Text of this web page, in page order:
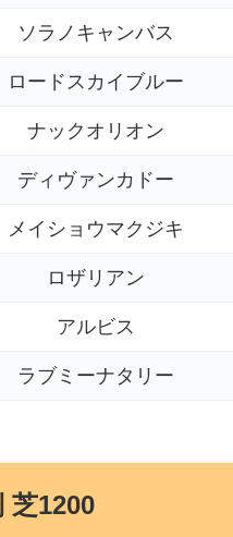
ソラノキャンバス
ロードスカイブルー
ナックオリオン
ディヴァンカドー
メイショウマクジキ
ロザリアン
アルビス
ラブミーナタリー
芝1200